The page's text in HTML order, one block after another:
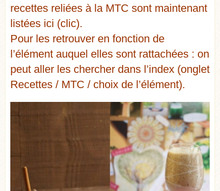
recettes reliées à la MTC sont maintenant
listées ici (clic).
Pour les retrouver en fonction de
l’élément auquel elles sont rattachées : on
peut aller les chercher dans l’index (onglet
Recettes / MTC / choix de l’élément).